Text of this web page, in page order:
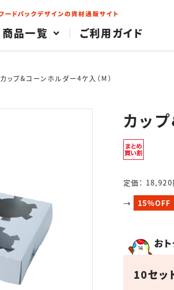
商品一覧 ご利用ガイド
カップ&コーンホルダー4ケ入（M）
カッ
定価：
→
15%OFF
お
10セッ